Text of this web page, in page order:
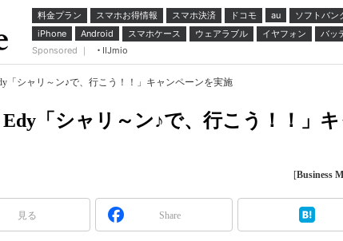
料金プラン スマホお得情報 スマホ決済 ドコモ au ソフトバン
iPhone
Android スマホケース ウェアラブル イヤフォン バッ
Sponsored ｜
IIJmio
「シャリ～ン♪で、行こう！！」キャンペーンを実施
「シャリ～ン♪で、行こう！！」キ
[Business
見る Share